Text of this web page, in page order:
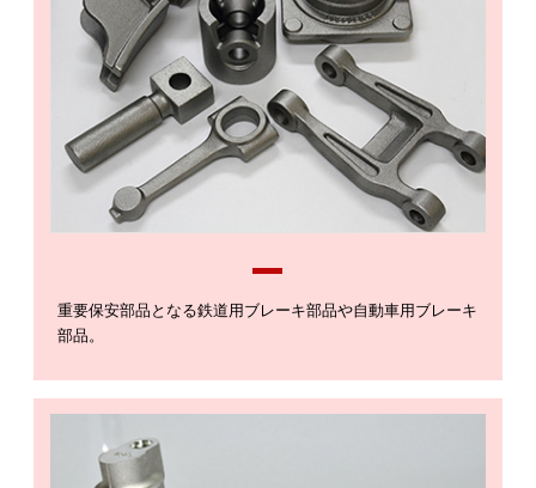
重要保安部品となる鉄道用ブレーキ部品や自動車用ブレーキ
部品。